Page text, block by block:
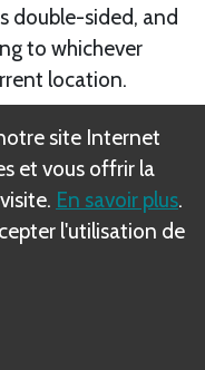
double-sided, and
to whichever
location.
site Internet
et vous offrir la
En savoir plus.
l'utilisation de